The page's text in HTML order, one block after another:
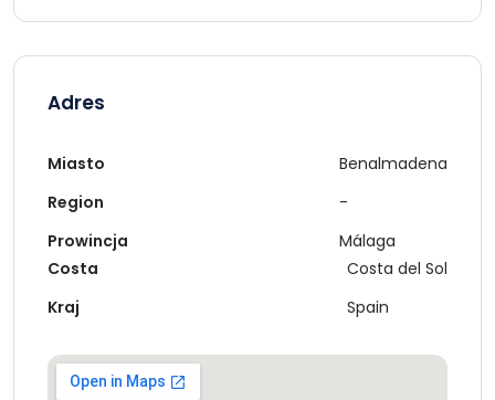
Adres
Miasto
Region
Prowincja
Benalmadena
-
Málaga
Costa
Kraj
Costa del Sol
Spain